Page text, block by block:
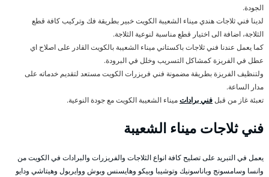
الجودة.
لدينا فني ثلاجات هندي ميناء الشعيبة الكويت خبير بطريقة فك وتركيب كافة قطع
الثلاجة، اضافة الى اختيار قطع مناسبة لنوعية الثلاجة.
كما يعمل عندنا فني ثلاجات باكستاني ميناء الشعيبة بالكويت القادر على اصلاح اي
عطل في الفريزة كمشاكل التسريب وخلل في البرودة.
ولتنظيف الفريزة بطريقة مضمونة فني فريزرات الكويت مستعد لتقديم خدماته على
مدار الساعة.
تعبئة غاز من قبلفني براداتميناء الشعيبة الكويت مع جودة النوعية.
فني ثلاجات ميناء الشعيبة
يعمل في التبريد على تصليح كافة انواع الثلاجات والفريزرات والبرادات في الكويت من
وانسا وسامسونج وباناسونيك وتوشيبا وبيكو وهايسنس وبوش ووايربول وهيتاشي ودايو